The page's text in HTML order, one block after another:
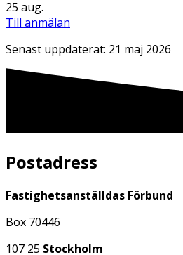
25 aug.
Till anmälan
Senast uppdaterat: 21 maj 2026
Postadress
Fastighetsanställdas Förbund
Box 70446
107 25 Stockholm